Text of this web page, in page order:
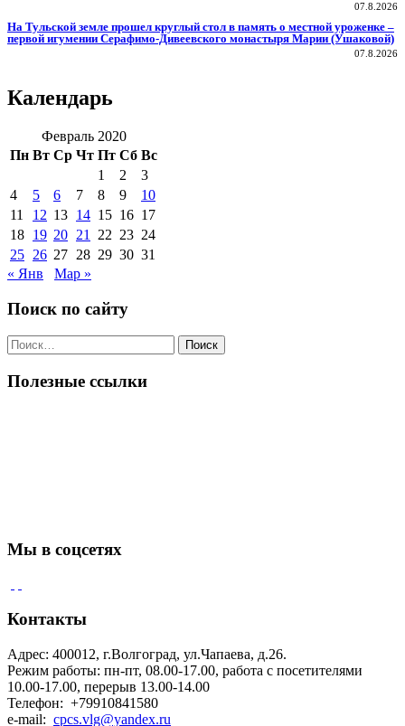
07.8.2026
На Тульской земле прошел круглый стол в память о местной уроженке –
первой игумении Серафимо-Дивеевского монастыря Марии (Ушаковой)
07.8.2026
Календарь
Февраль 2020
Пн Вт Ср Чт Пт Сб Вс
1
2
3
4
5 6 7 8 9
10
11
12 13 14 15 16 17
18 19 20 21 22 23 24
25 26 27 28 29 30 31
« Янв
Мар »
Поиск по сайту
Поиск
по:
Полезные ссылки
Мы в соцсетях
Контакты
Адрес: 400012, г.Волгоград, ул.Чапаева, д.26.
Режим работы: пн-пт, 08.00-17.00, работа с посетителями
10.00-17.00, перерыв 13.00-14.00
Телефон: +79910841580
e-mail: cpcs.vlg@yandex.ru